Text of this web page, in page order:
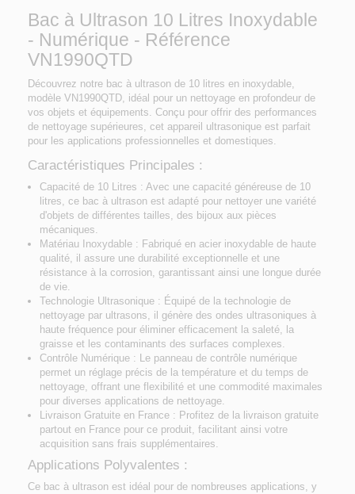
Bac à Ultrason 10 Litres Inoxydable
- Numérique - Référence
VN1990QTD
Découvrez notre bac à ultrason de 10 litres en inoxydable,
modèle VN1990QTD, idéal pour un nettoyage en profondeur de
vos objets et équipements. Conçu pour offrir des performances
de nettoyage supérieures, cet appareil ultrasonique est parfait
pour les applications professionnelles et domestiques.
Caractéristiques Principales :
Capacité de 10 Litres : Avec une capacité généreuse de 10
litres, ce bac à ultrason est adapté pour nettoyer une variété
d'objets de différentes tailles, des bijoux aux pièces
mécaniques.
Matériau Inoxydable : Fabriqué en acier inoxydable de haute
qualité, il assure une durabilité exceptionnelle et une
résistance à la corrosion, garantissant ainsi une longue durée
de vie.
Technologie Ultrasonique : Équipé de la technologie de
nettoyage par ultrasons, il génère des ondes ultrasoniques à
haute fréquence pour éliminer efficacement la saleté, la
graisse et les contaminants des surfaces complexes.
Contrôle Numérique : Le panneau de contrôle numérique
permet un réglage précis de la température et du temps de
nettoyage, offrant une flexibilité et une commodité maximales
pour diverses applications de nettoyage.
Livraison Gratuite en France : Profitez de la livraison gratuite
partout en France pour ce produit, facilitant ainsi votre
acquisition sans frais supplémentaires.
Applications Polyvalentes :
Ce bac à ultrason est idéal pour de nombreuses applications, y